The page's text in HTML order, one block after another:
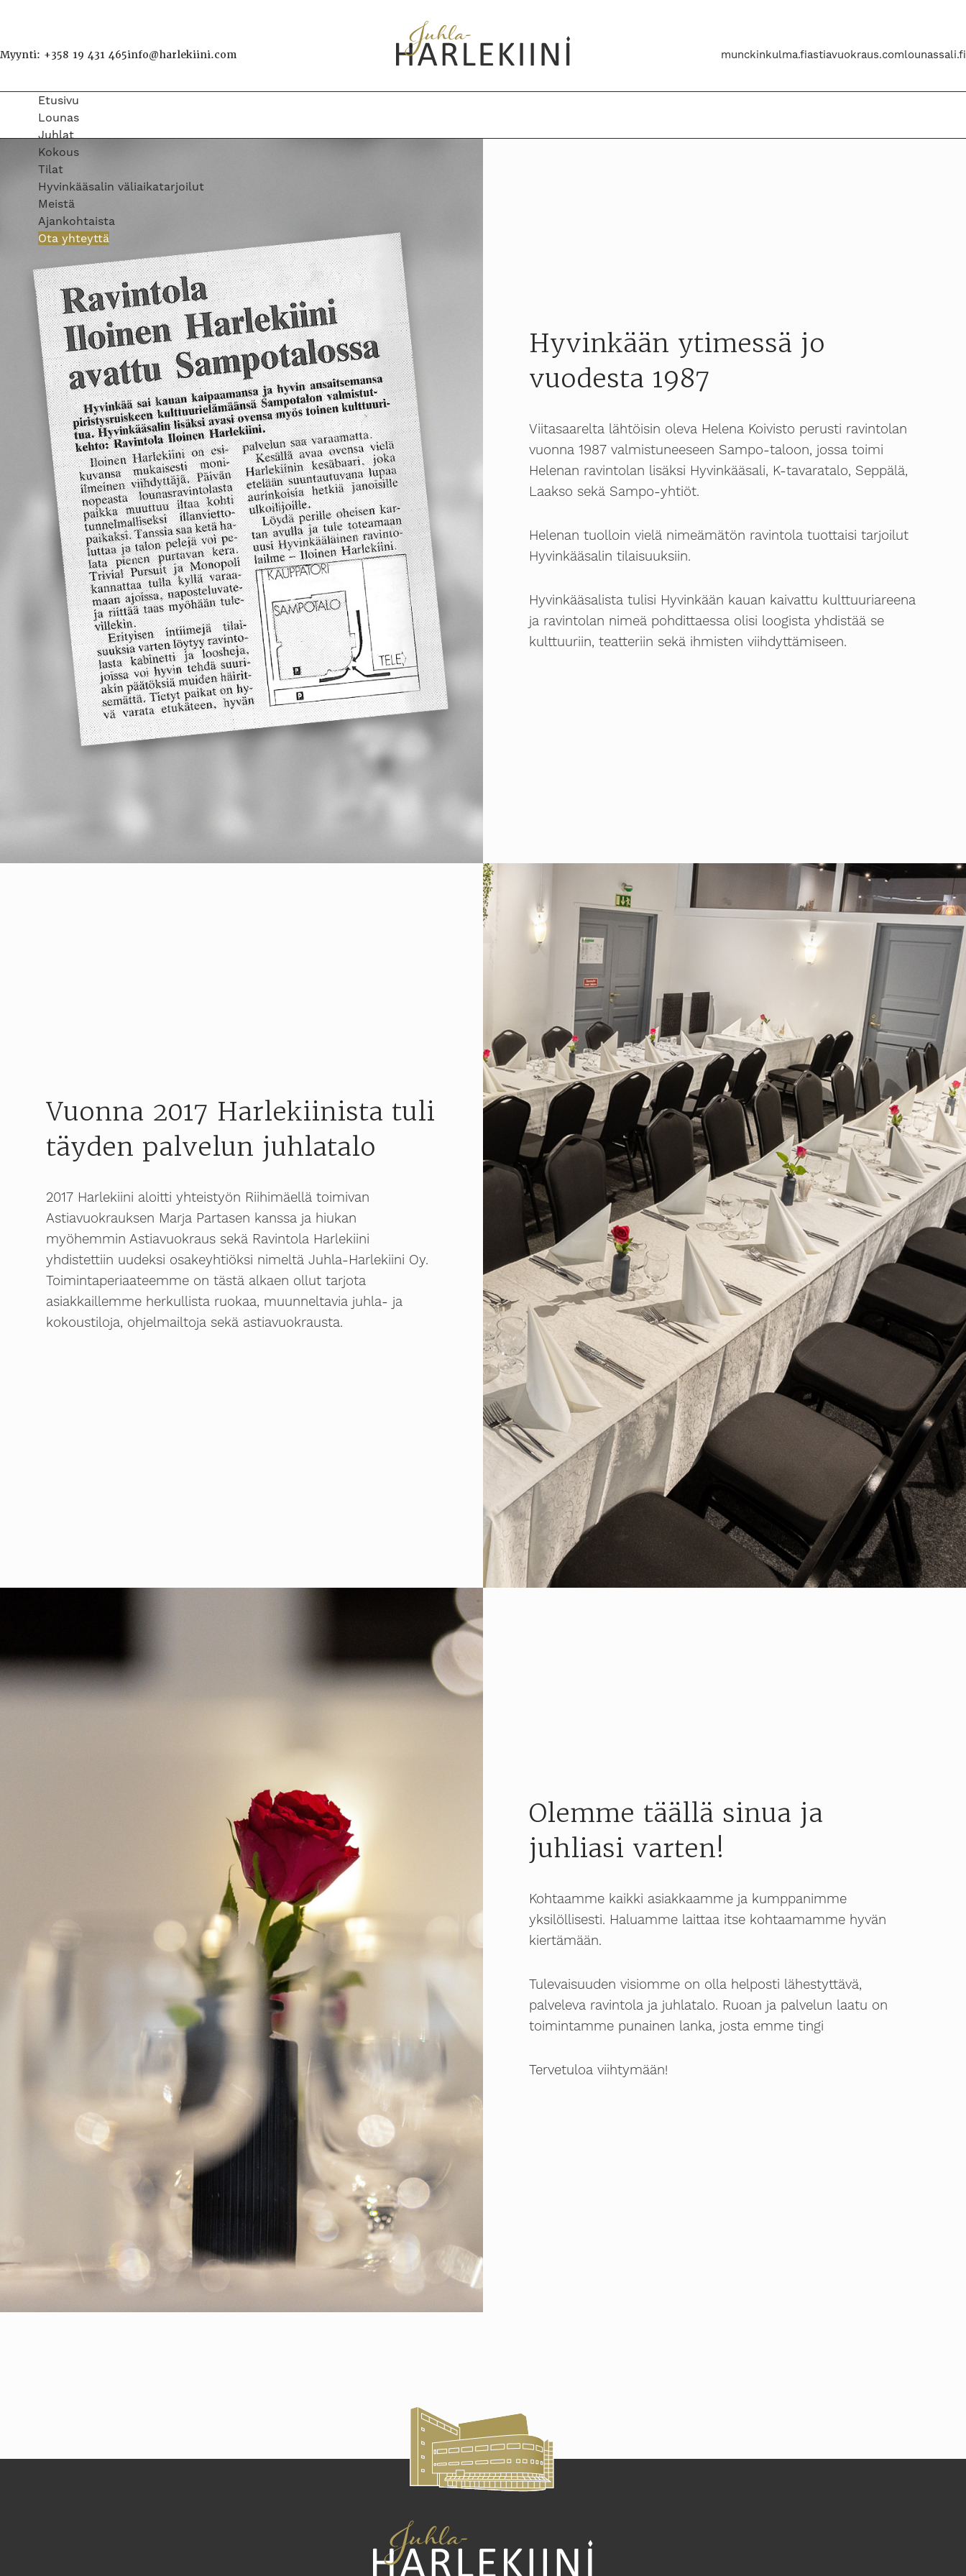
Myynti: +358 19 431 465info@harlekiini.com munckinkulma.fiastiavuokraus.comlounassali.fi
Etusivu
Lounas
Juhlat
Kokous
Tilat
Hyvinkääsalin väliaikatarjoilut
Meistä
Ajankohtaista
Ota yhteyttä
Hyvinkään ytimessä jo
vuodesta 1987
Viitasaarelta lähtöisin oleva Helena Koivisto perusti ravintolan
vuonna 1987 valmistuneeseen Sampo-taloon, jossa toimi
Helenan ravintolan lisäksi Hyvinkääsali, K-tavaratalo, Seppälä,
Laakso sekä Sampo-yhtiöt.
Helenan tuolloin vielä nimeämätön ravintola tuottaisi tarjoilut
Hyvinkääsalin tilaisuuksiin.
Hyvinkääsalista tulisi Hyvinkään kauan kaivattu kulttuuriareena
ja ravintolan nimeä pohdittaessa olisi loogista yhdistää se
kulttuuriin, teatteriin sekä ihmisten viihdyttämiseen.
Vuonna 2017 Harlekiinista tuli
täyden palvelun juhlatalo
2017 Harlekiini aloitti yhteistyön Riihimäellä toimivan
Astiavuokrauksen Marja Partasen kanssa ja hiukan
myöhemmin Astiavuokraus sekä Ravintola Harlekiini
yhdistettiin uudeksi osakeyhtiöksi nimeltä Juhla-Harlekiini Oy.
Toimintaperiaateemme on tästä alkaen ollut tarjota
asiakkaillemme herkullista ruokaa, muunneltavia juhla- ja
kokoustiloja, ohjelmailtoja sekä astiavuokrausta.
Olemme täällä sinua ja
juhliasi varten!
Kohtaamme kaikki asiakkaamme ja kumppanimme
yksilöllisesti. Haluamme laittaa itse kohtaamamme hyvän
kiertämään.
Tulevaisuuden visiomme on olla helposti lähestyttävä,
palveleva ravintola ja juhlatalo. Ruoan ja palvelun laatu on
toimintamme punainen lanka, josta emme tingi
Tervetuloa viihtymään!